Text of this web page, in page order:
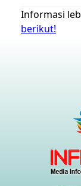
Informasi
berikut!